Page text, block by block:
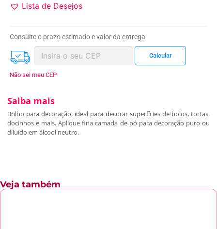
Lista de Desejos
Consulte o prazo estimado e valor da entrega
Não sei meu CEP
Saiba mais
Brilho para decoração, ideal para decorar superfícies de bolos, tortas,
docinhos e mais. Aplique fina camada de pó para decoração puro ou
diluído em álcool neutro.
Veja também